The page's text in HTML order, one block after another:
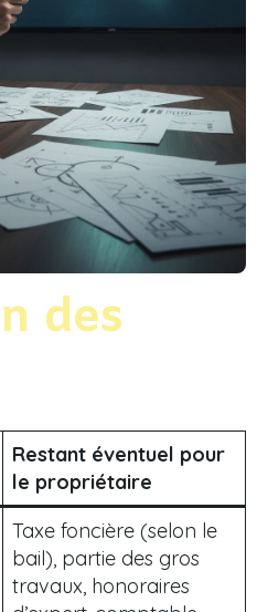
des
Restant éventuel pour
le propriétaire
Taxe foncière (selon le
bail), partie des gros
travaux, honoraires